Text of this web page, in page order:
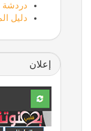
دردشة
دليل
إعلان